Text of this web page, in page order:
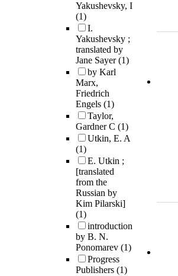
Yakushevsky, I
(1)
I.
Yakushevsky ;
translated by
Jane Sayer(1)
by Karl
Marx,
Friedrich
Engels (1)
Taylor,
Gardner C (1)
Utkin, E. A
(1)
E. Utkin ;
[translated
from the
Russian by
Kim Pilarski]
(1)
introduction
by B. N.
Ponomarev (1)
Progress
Publishers (1)